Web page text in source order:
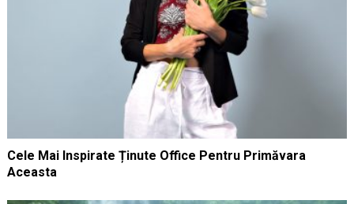
Cele Mai Inspirate Ținute Office Pentru Primăvara
Aceasta